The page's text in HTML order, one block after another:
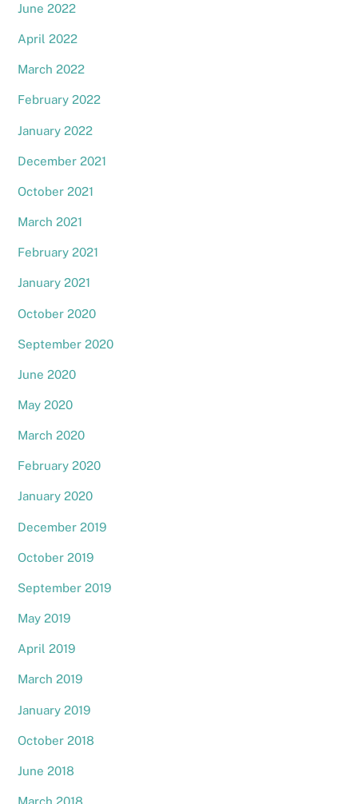
June 2022
April 2022
March 2022
February 2022
January 2022
December 2021
October 2021
March 2021
February 2021
January 2021
October 2020
September 2020
June 2020
May 2020
March 2020
February 2020
January 2020
December 2019
October 2019
September 2019
May 2019
April 2019
March 2019
January 2019
October 2018
June 2018
March 2018